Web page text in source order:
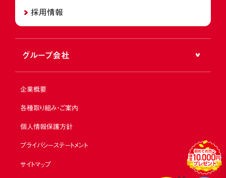
採用情報
グループ会社
企業概要
各種取り組み・ご案内
個人情報保護方針
プライバシーステートメント
サイトマップ